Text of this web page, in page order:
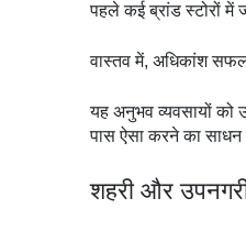
पहले कई ब्रांड स्टोरों
वास्तव में, अधिकांश
यह अनुभव व्यवसायों को
पास ऐसा करने का साधन
शहरी और